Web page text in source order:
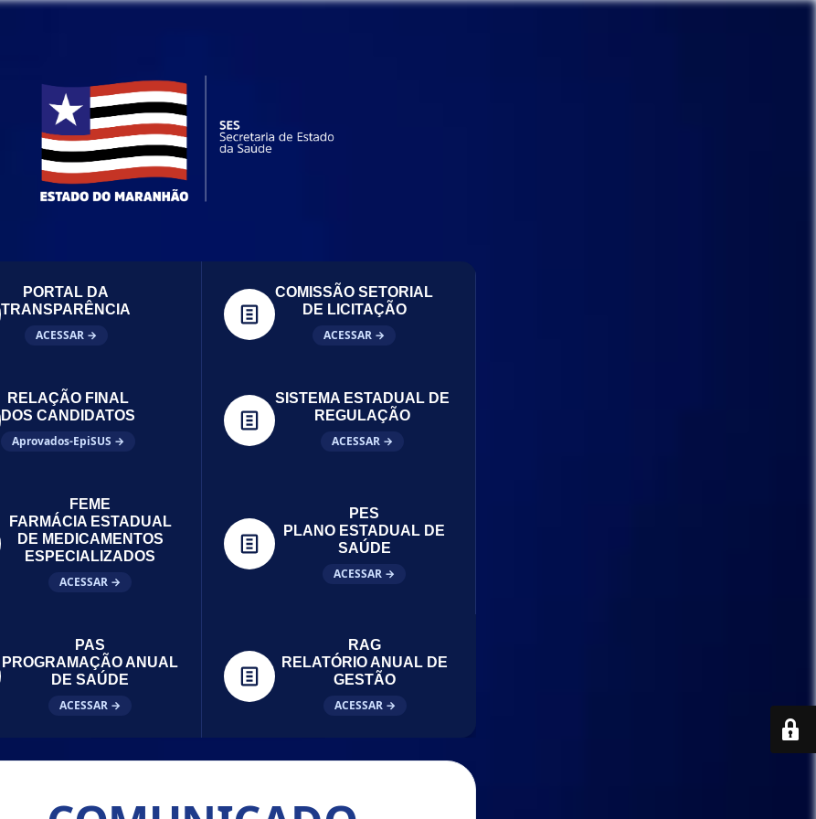
PORTAL DA
TRANSPARÊNCIA
ACESSAR →
COMISSÃO SETORIAL
DE LICITAÇÃO
ACESSAR →
RELAÇÃO FINAL
DOS CANDIDATOS
Aprovados-EpiSUS →
SISTEMA ESTADUAL DE
REGULAÇÃO
ACESSAR →
FEME
FARMÁCIA ESTADUAL
DE MEDICAMENTOS
ESPECIALIZADOS
ACESSAR →
PES
PLANO ESTADUAL DE
SAÚDE
ACESSAR →
PAS
PROGRAMAÇÃO ANUAL
DE SAÚDE
ACESSAR →
RAG
RELATÓRIO ANUAL DE
GESTÃO
ACESSAR →